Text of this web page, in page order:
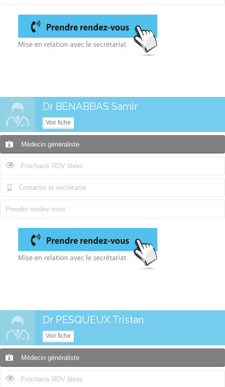
Dr BENABBAS Samir
Voir fiche
Médecin généraliste
Prochains RDV libres
Contacter le secrétariat
Prendre rendez-vous
Dr PESQUEUX Tristan
Voir fiche
Médecin généraliste
Prochains RDV libres